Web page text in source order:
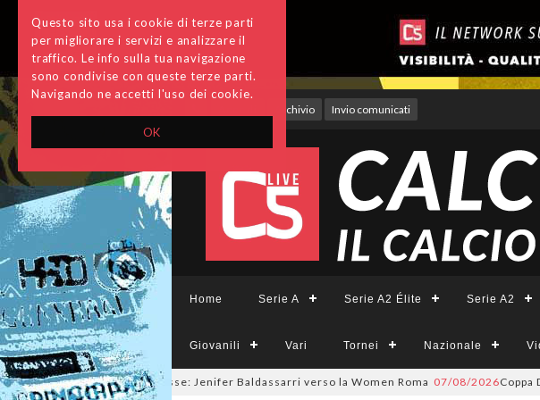
OK
Questo sito usa i cookie di terze parti
per migliorare i servizi e analizzare il
traffico. Le info sulla tua navigazione
sono condivise con queste terze parti.
Navigando ne accetti l'uso dei cookie.
Archivio Invio comunicati
Home Serie A Serie A2 Élite Serie A2
Giovanili Vari Tornei Nazionale
a tinte giallorosse: Jenifer Baldassarri verso la Women Roma 07/08/2026Coppa